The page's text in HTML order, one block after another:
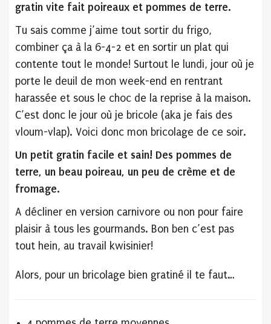
gratin vite fait poireaux et pommes de terre.
Tu sais comme j’aime tout sortir du frigo,
combiner ça à la 6-4-2 et en sortir un plat qui
contente tout le monde! Surtout le lundi, jour où je
porte le deuil de mon week-end en rentrant
harassée et sous le choc de la reprise à la maison.
C’est donc le jour où je bricole (aka je fais des
vloum-vlap). Voici donc mon bricolage de ce soir.
Un petit gratin facile et sain! Des pommes de
terre, un beau poireau, un peu de crème et de
fromage.
A décliner en version carnivore ou non pour faire
plaisir à tous les gourmands. Bon ben c’est pas
tout hein, au travail kwisinier!
Alors, pour un bricolage bien gratiné il te faut…